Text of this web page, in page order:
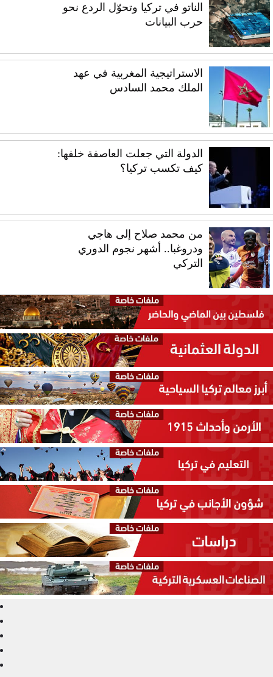
الناتو في تركيا وتحوّل الردع نحو
حرب البيانات
الاستراتيجية المغربية في عهد
الملك محمد السادس
الدولة التي جعلت العاصفة خلفها:
كيف تكسب تركيا؟
من محمد صلاح إلى هاجي
ودروغبا.. أشهر نجوم الدوري
التركي